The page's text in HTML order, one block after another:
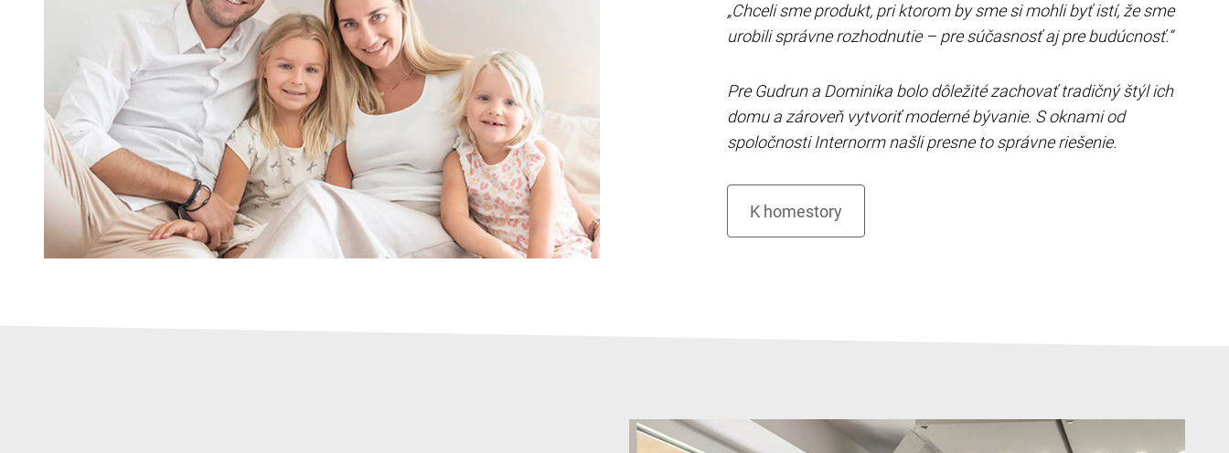
„Chceli sme produkt, pri ktorom by sme si mohli byť istí, že sme
urobili správne rozhodnutie – pre súčasnosť aj pre budúcnosť.“
Pre Gudrun a Dominika bolo dôležité zachovať tradičný štýl ich
domu a zároveň vytvoriť moderné bývanie. S oknami od
spoločnosti Internorm našli presne to správne riešenie.